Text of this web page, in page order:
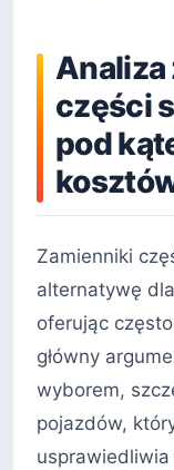
Analiza
części
pod
Zamienniki
alternatywę
oferując
główny
wyborem,
pojazdów,